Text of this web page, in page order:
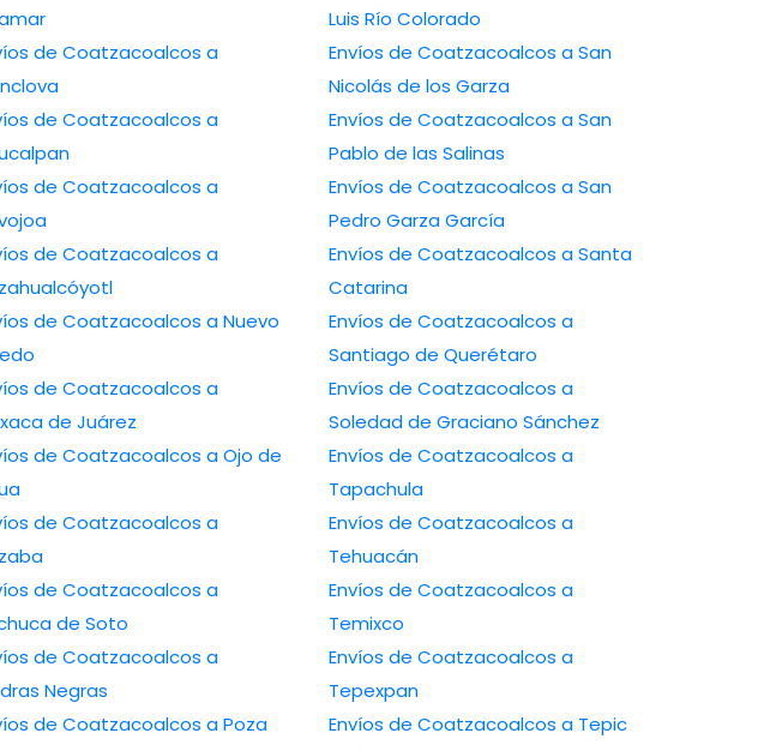
de Coatzacoalcos a
de Coatzacoalcos a
de Coatzacoalcos a
de Coatzacoalcos a
de Coatzacoalcos a Nuevo
de Coatzacoalcos a
de Juárez
de Coatzacoalcos a Ojo de
de Coatzacoalcos a
de Coatzacoalcos a
de Soto
de Coatzacoalcos a
Negras
de Coatzacoalcos a Poza
Luis Río Colorado
Envíos de Coatzacoalcos a San
Nicolás de los Garza
Envíos de Coatzacoalcos a San
Pablo de las Salinas
Envíos de Coatzacoalcos a San
Pedro Garza García
Envíos de Coatzacoalcos a Santa
Catarina
Envíos de Coatzacoalcos a
Santiago de Querétaro
Envíos de Coatzacoalcos a
Soledad de Graciano Sánchez
Envíos de Coatzacoalcos a
Tapachula
Envíos de Coatzacoalcos a
Tehuacán
Envíos de Coatzacoalcos a
Temixco
Envíos de Coatzacoalcos a
Tepexpan
Envíos de Coatzacoalcos a Tepic